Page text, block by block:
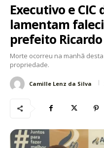
Executivo e CIC
lamentam
prefeito
Morte ocorreu na manhã
propriedade.
Camille Lenz da Silva